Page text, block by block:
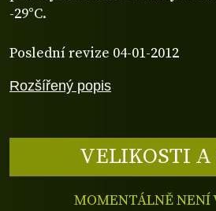
Rozšířený popis
-29°C.
Poslední revize 04-01-2012
VELIKOSTI A
MOMENTÁLNĚ NENÍ